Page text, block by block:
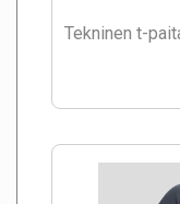
Tekninen t-